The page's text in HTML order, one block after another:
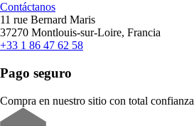
Contáctanos
11 rue Bernard Maris
37270 Montlouis-sur-Loire, Francia
+33 1 86 47 62 58
Pago seguro
Compra en nuestro sitio con total confianza